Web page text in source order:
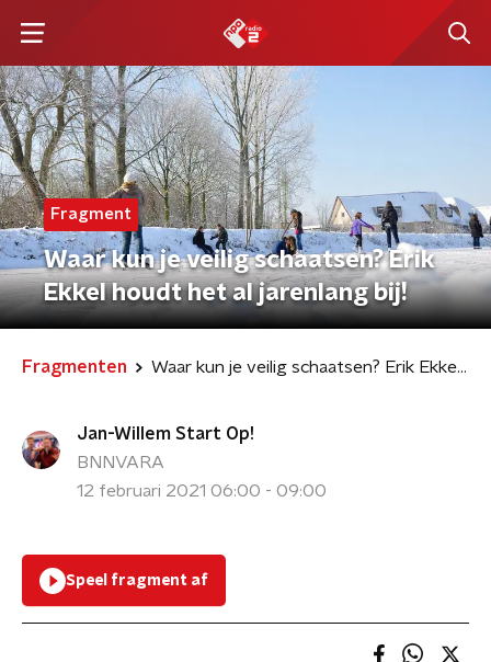
Fragment
Waar kun je veilig schaatsen? Erik
Ekkel houdt het al jarenlang bij!
Fragmenten Waar kun je veilig schaatsen? Erik Ekkel houdt het al jarenlang bij!
Jan-Willem Start Op!
BNNVARA
12 februari 2021 06:00 - 09:00
Speel fragment af